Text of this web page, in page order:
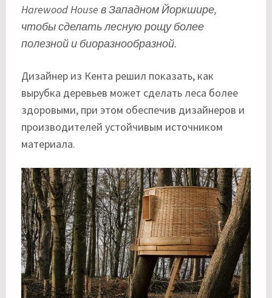
Harewood House в Западном Йоркшире,
чтобы сделать лесную рощу более
полезной и биоразнообразной.
Дизайнер из Кента решил показать, как
вырубка деревьев может сделать леса более
здоровыми, при этом обеспечив дизайнеров и
производителей устойчивым источником
материала.